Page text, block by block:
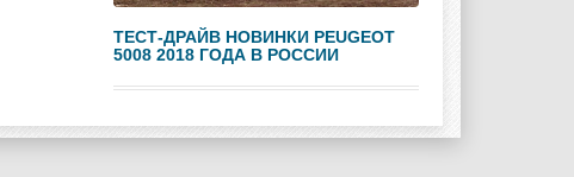
Peugeot Pontiac
ТЕСТ-ДРАЙВ НОВИНКИ PEUGEOT
5008 2018 ГОДА В РОССИИ